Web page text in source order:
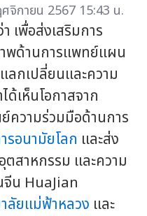
จิกายน 2567 15:43 น.
เพื่อส่งเสริมการ
พด้านการแพทย์แผน
ลกเปลี่ยนและความ
ได้เห็นโอกาสจาก
ความร่วมมือด้านการ
รอนามัยโลก และส่ง
สาหกรรม และความ
น HuaJian
ลัยแม่ฟ้าหลวง และ